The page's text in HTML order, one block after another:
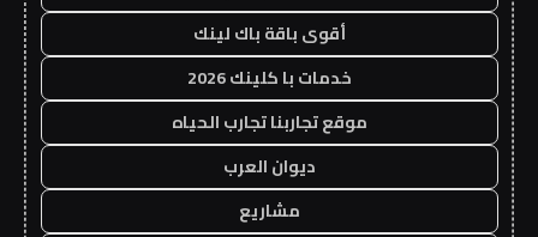
أقوى باقة باك لينك
خدمات با كلينك 2026
موقع تجاربنا تجارب الحياه
ديوان العرب
مشاريع